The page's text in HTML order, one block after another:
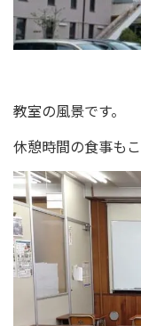
教室の風景です。
休憩時間の食事も